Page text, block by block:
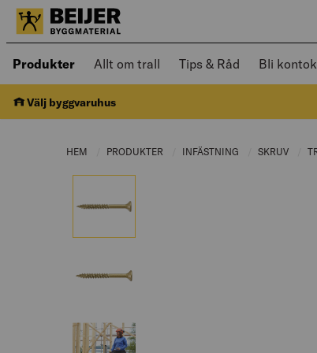
Produkter Öppnad meny kan navigeras med
Allt om trall Tips & Råd Bli
Välj byggvaruhus
HEM PRODUKTER CURRENT PAGE:
INFÄSTNING CURRENT PAGE:
SKRUV